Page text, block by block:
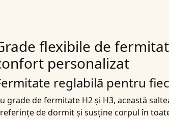
flexibile de
personalizat
reglabilă pentru
grade de fermitate H2 și H3, această
de dormit și susține corpul în